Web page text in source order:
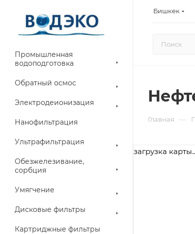
Бишкек
Промышленная
водоподготовка
Обратный осмос
Электродеионизация
Нанофильтрация
Ультрафильтрация
Обезжелезивание,
сорбция
Умягчение
Дисковые фильтры
Картриджные фильтры
Главная —
загрузка